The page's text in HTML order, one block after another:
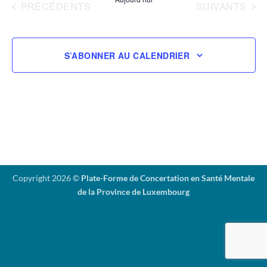
vues
date.ÉVÈNEMENTS
PRÉCÉDENTS ÉVÈNEMENTS
SUIVANTS
S’ABONNER AU CALENDRIER
Copyright 2026 © Plate-Forme de Concertation en Santé Mentale
de la Province de Luxembourg